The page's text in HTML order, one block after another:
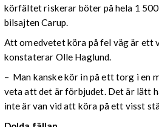
körfältet riskerar böter på hela 1
bilsajten Carup.
Att omedvetet köra på fel väg är ett
konstaterar Olle Haglund.
– Man kanske kör in på ett torg i en
veta att det är förbjudet. Det är lätt
inte är van vid att köra på ett visst